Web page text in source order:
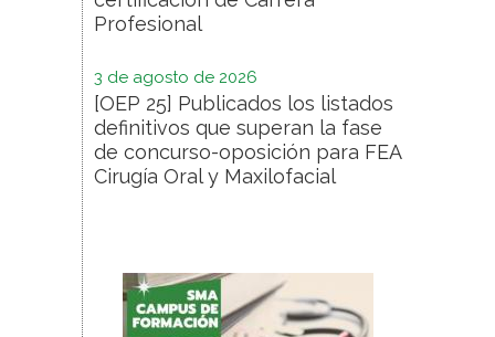
Profesional
3 de agosto de 2026
[OEP 25] Publicados los listados
definitivos que superan la fase
de concurso-oposición para FEA
Cirugía Oral y Maxilofacial